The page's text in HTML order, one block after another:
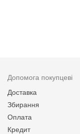
Допомога покупцеві
Доставка
Збирання
Оплата
Кредит